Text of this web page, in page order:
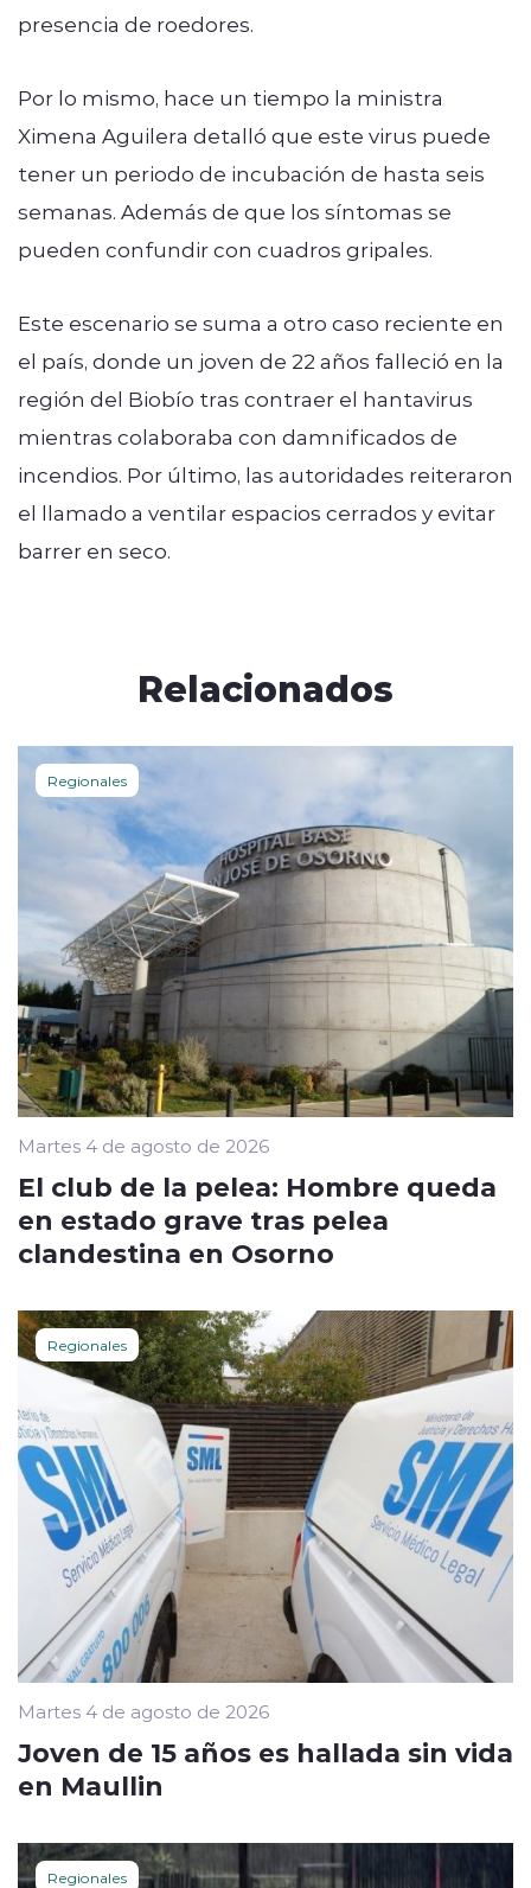
presencia de roedores.
Por lo mismo, hace un tiempo la ministra
Ximena Aguilera detalló que este virus puede
tener un periodo de incubación de hasta seis
semanas. Además de que los síntomas se
pueden confundir con cuadros gripales.
Este escenario se suma a otro caso reciente en
el país, donde un joven de 22 años falleció en la
región del Biobío tras contraer el hantavirus
mientras colaboraba con damnificados de
incendios. Por último, las autoridades reiteraron
el llamado a ventilar espacios cerrados y evitar
barrer en seco.
Relacionados
Regionales
Martes 4 de agosto de 2026
El club de la pelea: Hombre queda
en estado grave tras pelea
clandestina en Osorno
Regionales
Martes 4 de agosto de 2026
Joven de 15 años es hallada sin vida
en Maullin
Regionales